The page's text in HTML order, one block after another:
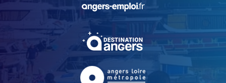
, Ouvre une nouvelle
, Ouvre une nouvelle